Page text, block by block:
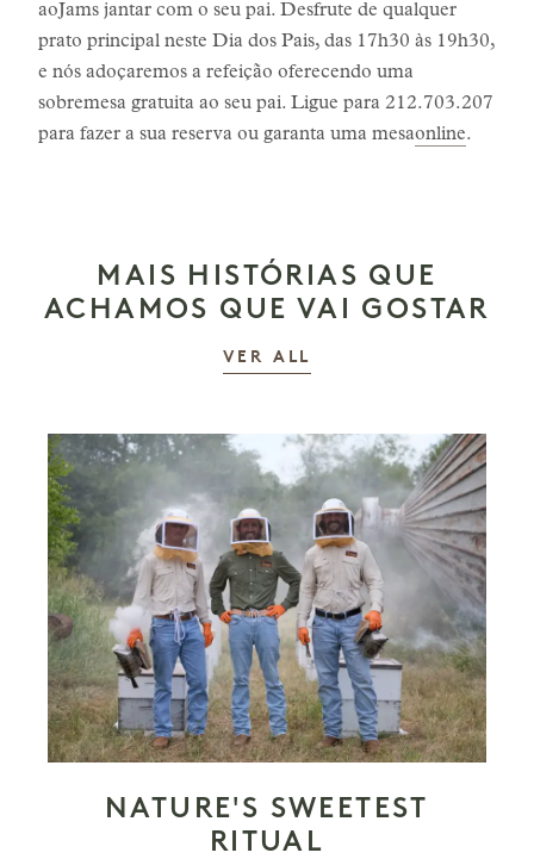
aoJams jantar com o seu pai. Desfrute de qualquer
prato principal neste Dia dos Pais, das 17h30 às 19h30,
e nós adoçaremos a refeição oferecendo uma
sobremesa gratuita ao seu pai. Ligue para 212.703.207
para fazer a sua reserva ou garanta uma mesaonline.
MAIS HISTÓRIAS QUE
ACHAMOS QUE VAI GOSTAR
VER ALL
NATURE'S SWEETEST
RITUAL